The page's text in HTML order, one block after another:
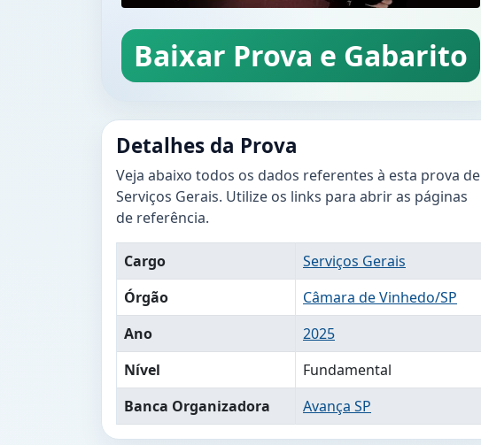
Baixar Prova e Gabarito
Detalhes da Prova
Veja abaixo todos os dados referentes à esta prova de
Serviços Gerais. Utilize os links para abrir as páginas
de referência.
Cargo
Serviços Gerais
Órgão
Câmara de Vinhedo/SP
Ano
2025
Nível
Fundamental
Banca Organizadora
Avança SP